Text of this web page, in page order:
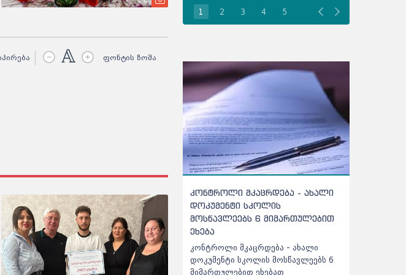
ფონტის ზომა
1 2 3 4 5
კონტროლი მკაცრდება - ახალი
დოკუმენტი სკოლის
მოსწავლეებს 6 მიმართულებით
ეხება
კონტროლი მკაცრდება - ახალი
დოკუმენტი სკოლის მოსწავლეებს 6
მიმართულებით ეხებათ
რამდენპროცენტიანი ბარიერი
უნდა გადალახოს აბიტურიენტმა
პროფესიულ პროგრამაზე რომ
რამდენპროცენტიანი ბარიერი უნდა
გადალახოს აბიტურიენტმა
პროფესიულ პროგრამაზე რომ